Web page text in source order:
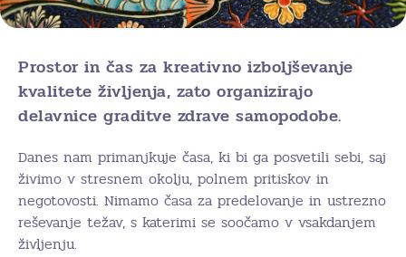
Prostor in čas za kreativno izboljševanje
kvalitete življenja, zato organizirajo
delavnice graditve zdrave samopodobe.
Danes nam primanjkuje časa, ki bi ga posvetili sebi, saj
živimo v stresnem okolju, polnem pritiskov in
negotovosti. Nimamo časa za predelovanje in ustrezno
reševanje težav, s katerimi se soočamo v vsakdanjem
življenju.